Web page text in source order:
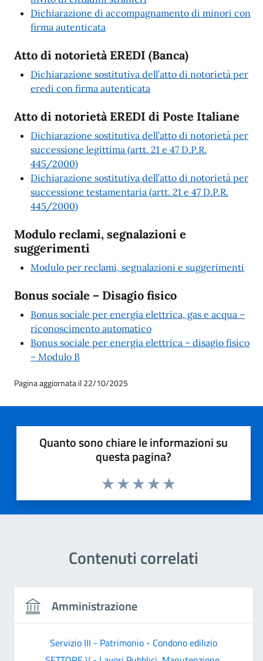
Dichiarazione di accompagnamento di minori con
firma autenticata
Atto di notorietà EREDI (Banca)
Dichiarazione sostitutiva dell’atto di notorietà per
eredi con firma autenticata
Atto di notorietà EREDI di Poste Italiane
Dichiarazione sostitutiva dell’atto di notorietà per
successione legittima (artt. 21 e 47 D.P.R.
445/2000)
Dichiarazione sostitutiva dell’atto di notorietà per
successione testamentaria (artt. 21 e 47 D.P.R.
445/2000)
Modulo reclami, segnalazioni e
suggerimenti
Modulo per reclami, segnalazioni e suggerimenti
Bonus sociale – Disagio fisico
Bonus sociale per energia elettrica, gas e acqua –
riconoscimento automatico
Bonus sociale per energia elettrica – disagio fisico
– Modulo B
Pagina aggiornata il 22/10/2025
Quanto sono chiare le informazioni su
questa pagina?
Valuta 5 stelle su 5
Valuta 4 stelle su 5
Valuta 3 stelle su 5
Valuta 2 stelle su 5
Valuta 1 stelle su 5
Contenuti correlati
Amministrazione
Servizio III - Patrimonio - Condono edilizio